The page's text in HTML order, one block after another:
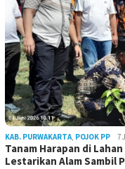
KAB. PURWAKARTA, POJOK PP 7
Tanam Harapan di
Lestarikan Alam Sambil